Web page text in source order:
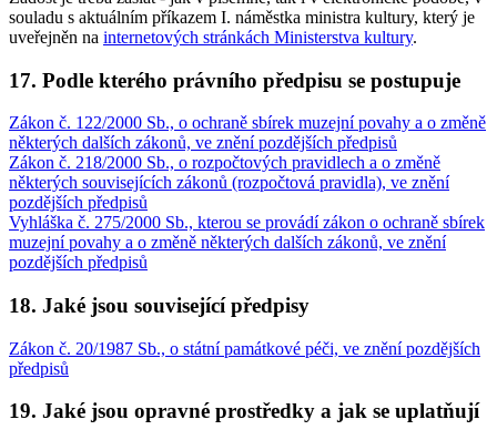
souladu s aktuálním příkazem I. náměstka ministra kultury, který je
uveřejněn na internetových stránkách Ministerstva kultury.
17. Podle kterého právního předpisu se postupuje
Zákon č. 122/2000 Sb., o ochraně sbírek muzejní povahy a o změně
některých dalších zákonů, ve znění pozdějších předpisů
Zákon č. 218/2000 Sb., o rozpočtových pravidlech a o změně
některých souvisejících zákonů (rozpočtová pravidla), ve znění
pozdějších předpisů
Vyhláška č. 275/2000 Sb., kterou se provádí zákon o ochraně sbírek
muzejní povahy a o změně některých dalších zákonů, ve znění
pozdějších předpisů
18. Jaké jsou související předpisy
Zákon č. 20/1987 Sb., o státní památkové péči, ve znění pozdějších
předpisů
19. Jaké jsou opravné prostředky a jak se uplatňují